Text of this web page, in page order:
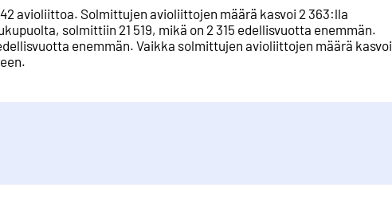
avioliittoa. Solmittujen avioliittojen määrä kasvoi 2 363:lla
solmittiin 21 519, mikä on 2 315 edellisvuotta enemmän.
enemmän. Vaikka solmittujen avioliittojen määrä kasvoi